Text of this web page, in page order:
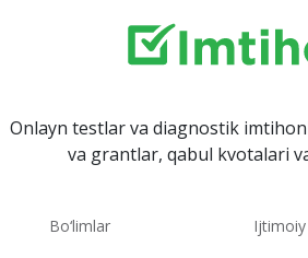
Onlayn testlar va diagnostik
va grantlar, qabul kvotalari
Bo‘limlar